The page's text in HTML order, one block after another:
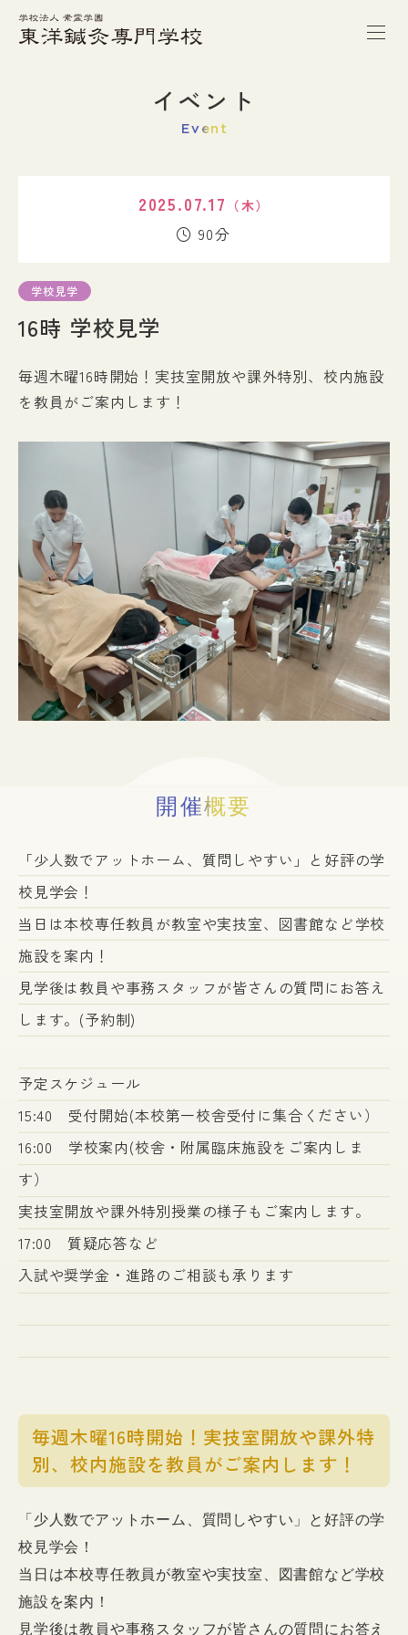
キャンパスライフ
進路・就職
入試情報
イベント
お知らせ
よくある質問
お問い合わせ
個人情報保護方針
アクセス
附属臨床施設
対象者別
イベント
Event
2025.07.17 （木）
90分
学校見学
16時 学校見学
毎週木曜16時開始！実技室開放や課外特別、校内施設
を教員がご案内します！
開催概要
「少人数でアットホーム、質問しやすい」と好評の学
校見学会！
当日は本校専任教員が教室や実技室、図書館など学校
施設を案内！
見学後は教員や事務スタッフが皆さんの質問にお答え
します。(予約制)
予定スケジュール
15:40 受付開始(本校第一校舎受付に集合ください）
16:00 学校案内(校舎・附属臨床施設をご案内しま
す）
実技室開放や課外特別授業の様子もご案内します。
17:00 質疑応答など
入試や奨学金・進路のご相談も承ります
毎週木曜16時開始！実技室開放や課外特
別、校内施設を教員がご案内します！
「少人数でアットホーム、質問しやすい」と好評の学
校見学会！
当日は本校専任教員が教室や実技室、図書館など学校
施設を案内！
見学後は教員や事務スタッフが皆さんの質問にお答え